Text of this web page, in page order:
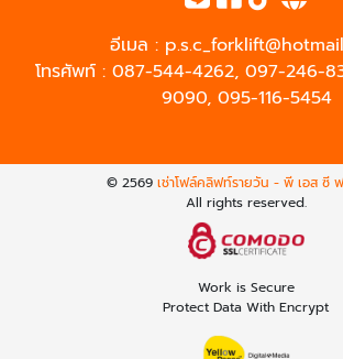
อีเมล :
โทรศัพท์ : 087-544-4262, 097-246-
9090, 095-116-5454
© 2569เช่าโฟล์คลิฟท์รายวัน - พี เอส ซี
All rights reserved.
Work is Secure
Protect Data With Encrypt